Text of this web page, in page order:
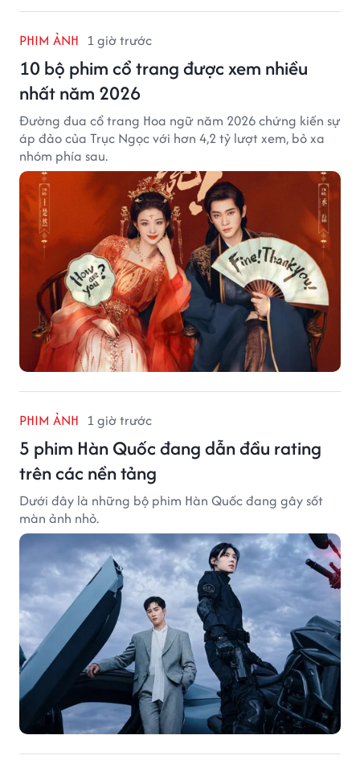
PHIM ẢNH 1 giờ trước
10 bộ phim cổ trang được xem nhiều
nhất năm 2026
Đường đua cổ trang Hoa ngữ năm 2026 chứng kiến sự
áp đảo của Trục Ngọc với hơn 4,2 tỷ lượt xem, bỏ xa
nhóm phía sau.
PHIM ẢNH 1 giờ trước
5 phim Hàn Quốc đang dẫn đầu rating
trên các nền tảng
Dưới đây là những bộ phim Hàn Quốc đang gây sốt
màn ảnh nhỏ.